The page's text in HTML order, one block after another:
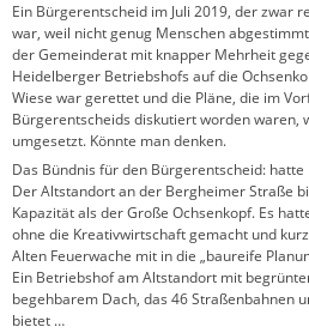
Ein Bürgerentscheid im Juli 2019, der zwar
war, weil nicht genug Menschen
der Gemeinderat mit knapper Mehrheit
Heidelberger Betriebshofs auf die
Wiese war gerettet und die Pläne, die im
Bürgerentscheids diskutiert worden waren,
umgesetzt. Könnte man denken.
Das Bündnis für den Bürgerentscheid:
Der Altstandort an der Bergheimer Straße
Kapazität als der Große Ochsenkopf. Es
ohne die Kreativwirtschaft gemacht und
Alten Feuerwache mit in die „baureife
Ein Betriebshof am Altstandort mit
begehbarem Dach, das 46 Straßenbahnen
bietet …